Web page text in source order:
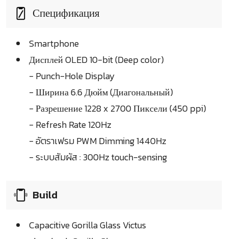
Спецификация
Smartphone
Дисплей OLED 10-bit (Deep color)
- Punch-Hole Display
- Ширина 6.6 Дюйм (Диагональный)
- Разрешение 1228 x 2700 Пиксели (450 ppi)
- Refresh Rate 120Hz
- อัตราเฟรม PWM Dimming 1440Hz
- ระบบสัมผัส : 300Hz touch-sensing
Build
Capacitive Gorilla Glass Victus